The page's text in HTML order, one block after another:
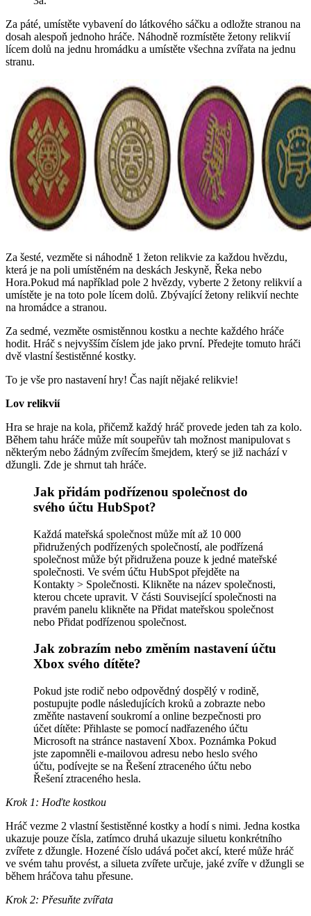
Za páté, umístěte vybavení do látkového sáčku a odložte stranou na
dosah alespoň jednoho hráče. Náhodně rozmístěte žetony relikvií
lícem dolů na jednu hromádku a umístěte všechna zvířata na jednu
stranu.
Za šesté, vezměte si náhodně 1 žeton relikvie za každou hvězdu,
která je na poli umístěném na deskách Jeskyně, Řeka nebo
Hora.Pokud má například pole 2 hvězdy, vyberte 2 žetony relikvií a
umístěte je na toto pole lícem dolů. Zbývající žetony relikvií nechte
na hromádce a stranou.
Za sedmé, vezměte osmistěnnou kostku a nechte každého hráče
hodit. Hráč s nejvyšším číslem jde jako první. Předejte tomuto hráči
dvě vlastní šestistěnné kostky.
To je vše pro nastavení hry! Čas najít nějaké relikvie!
Lov relikvií
Hra se hraje na kola, přičemž každý hráč provede jeden tah za kolo.
Během tahu hráče může mít soupeřův tah možnost manipulovat s
některým nebo žádným zvířecím šmejdem, který se již nachází v
džungli. Zde je shrnut tah hráče.
Jak přidám podřízenou společnost do
svého účtu HubSpot?
Každá mateřská společnost může mít až 10 000
přidružených podřízených společností, ale podřízená
společnost může být přidružena pouze k jedné mateřské
společnosti. Ve svém účtu HubSpot přejděte na
Kontakty > Společnosti. Klikněte na název společnosti,
kterou chcete upravit. V části Související společnosti na
pravém panelu klikněte na Přidat mateřskou společnost
nebo Přidat podřízenou společnost.
Jak zobrazím nebo změním nastavení účtu
Xbox svého dítěte?
Pokud jste rodič nebo odpovědný dospělý v rodině,
postupujte podle následujících kroků a zobrazte nebo
změňte nastavení soukromí a online bezpečnosti pro
účet dítěte: Přihlaste se pomocí nadřazeného účtu
Microsoft na stránce nastavení Xbox. Poznámka Pokud
jste zapomněli e-mailovou adresu nebo heslo svého
účtu, podívejte se na Řešení ztraceného účtu nebo
Řešení ztraceného hesla.
Krok 1: Hoďte kostkou
Hráč vezme 2 vlastní šestistěnné kostky a hodí s nimi. Jedna kostka
ukazuje pouze čísla, zatímco druhá ukazuje siluetu konkrétního
zvířete z džungle. Hozené číslo udává počet akcí, které může hráč
ve svém tahu provést, a silueta zvířete určuje, jaké zvíře v džungli se
během hráčova tahu přesune.
Krok 2: Přesuňte zvířata